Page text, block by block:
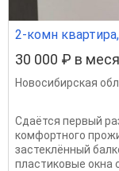
2-комн
30 000 ₽ в
Новосибирская
Сдаётся первый
комфортного
застеклённый
пластиковые окна